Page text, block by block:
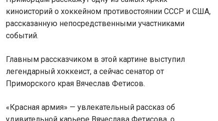
киноисторий о хоккейном противостоянии СССР и США,
рассказанную непосредственными участниками
событий.
Главным рассказчиком в этой картине выступил
легендарный хоккеист, а сейчас сенатор от
Приморского края Вячеслав Фетисов.
«Красная армия» — увлекательный рассказ об